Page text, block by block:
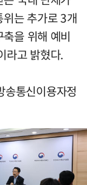
는 추가로 3개
을 위해 예비
라고 밝혔다.
송통신이용자정